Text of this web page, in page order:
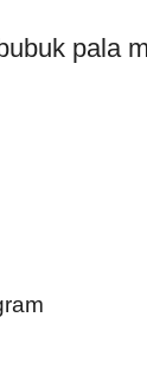
pala